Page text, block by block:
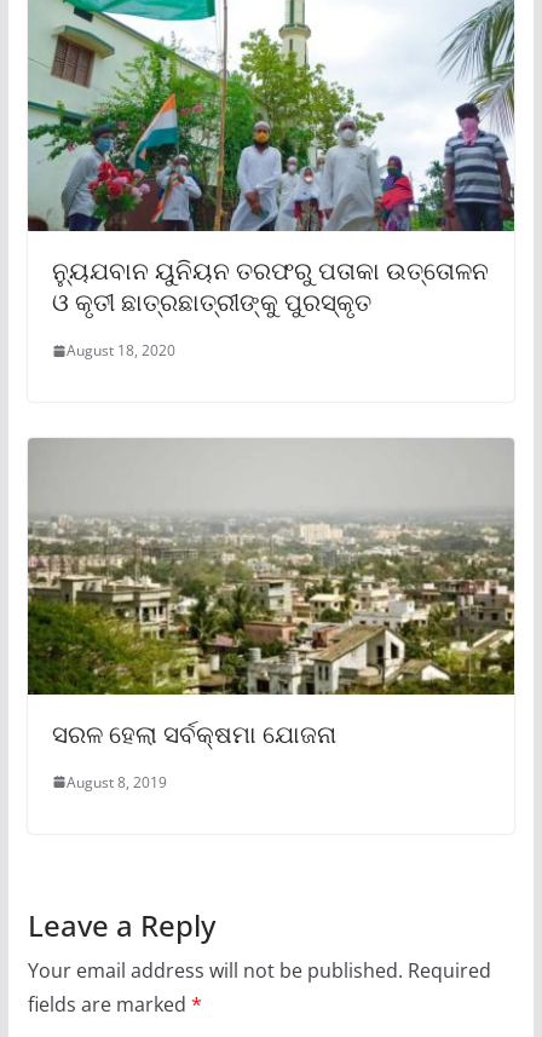
ନ୍ୟୁଯବାନ ୟୁନିୟନ ତରଫରୁ ପତାକା ଉତ୍ତୋଳନ
ଓ କୃତୀ ଛାତ୍ରଛାତ୍ରୀଙ୍କୁ ପୁରସ୍କୃତ
August 18, 2020
ସରଳ ହେଲା ସର୍ବକ୍ଷମା ଯୋଜନା
August 8, 2019
Leave a Reply
Your email address will not be published. Required
fields are marked *